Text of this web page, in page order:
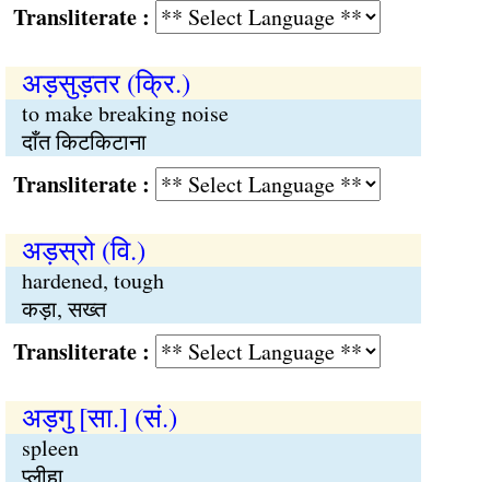
:
अड़सुड़तर (क्रि.)
to make breaking noise
दाँत किटकिटाना
:
अड़स्रो (वि.)
hardened, tough
कड़ा, सख्त
:
अड़गु [सा.] (सं.)
spleen
प्लीहा